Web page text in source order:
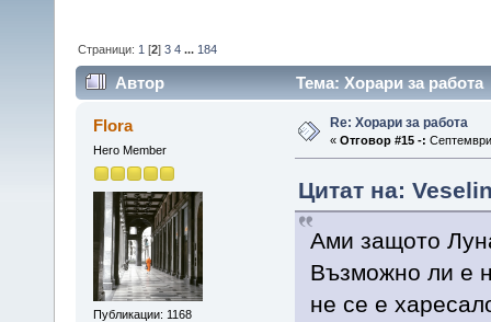
Страници: 1 [2]3 4 ... 184
Автор Тема: Хорари за
Flora
Hero Member
Публикации: 1168
Re: Хорари за работа
« Отговор #15 -:
Цитат на:
Ами защото
Възможно ли е
не се е